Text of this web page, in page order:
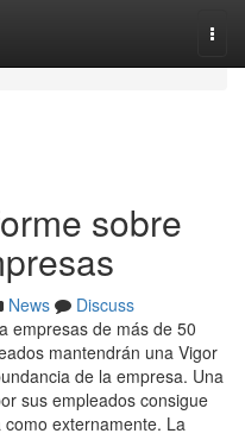
sobre
News
Discuss
empresas de más de 50
mantendrán una Vigor
de la empresa. Una
sus empleados consigue
externamente. La